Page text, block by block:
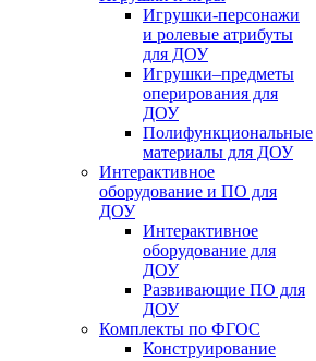
Игрушки-персонажи
и ролевые атрибуты
для ДОУ
Игрушки–предметы
оперирования для
ДОУ
Полифункциональные
материалы для ДОУ
Интерактивное
оборудование и ПО для
ДОУ
Интерактивное
оборудование для
ДОУ
Развивающие ПО для
ДОУ
Комплекты по ФГОС
Конструирование